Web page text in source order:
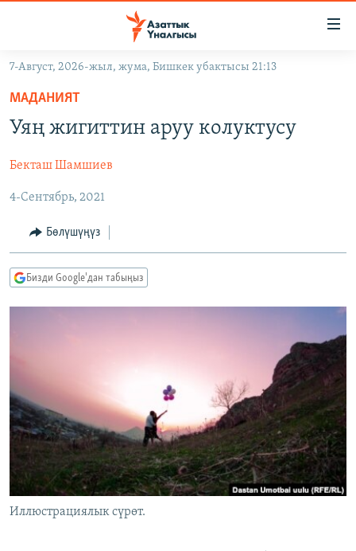
Навигацияга
өтүңүз
Издөөгө
салыңыз
САЯСАТ
ЭКОНОМИКА
МАДАНИЯТ
ДҮЙНӨ
ДҮЙНӨ
БОРБОР АЗИЯ
УКРАИНА
АТАЙЫН ИЛИКТӨӨ
ТВ ПРОГРАММАЛАР
БҮГҮН АЗАТТЫКТА
ЭКСПЕРТТЕР ТАЛДАЙТ
АЗАТТЫК+
ЫҢГАЙСЫЗ СУРООЛОР
ПОДКАСТ
ӨЗГӨЧӨ ПИКИР
ЭЕ/АРнун бардык сайттары
7-Август, 2026-жыл, жума, Бишкек убактысы 21:13
МАДАНИЯТ
Уяң жигиттин аруу колуктусу
Бекташ Шамшиев
4-Сентябрь, 2021
Бөлүшүңүз
Бизди Google'дан табыңыз
Иллюстрациялык сүрөт.